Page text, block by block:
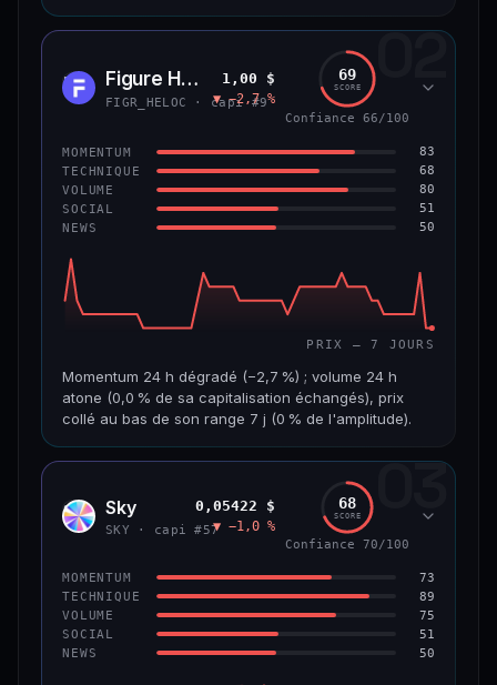
CAP. MARCHÉ VOLUME 24 H
VAR. 7 J VAR. 30 J
+2,0 %
VS ATH
−8,5 %
CONFIANCE 69/100
02
FIGR Figure Heloc
FIGR_HELOC · capi #9
1,00 $
▼ −2,7 %
69
SCORE
Confiance 66/100
MOMENTUM 83
TECHNIQUE 68
VOLUME 80
SOCIAL 51
NEWS 50
PRIX — 7 JOURS
Momentum 24 h dégradé (−2,7 %) ; volume 24 h
atone (0,0 % de sa capitalisation échangés), prix
collé au bas de son range 7 j (0 % de l'amplitude).
CAP. MARCHÉ VOLUME 24 H
VAR. 7 J VAR. 30 J
−3,2 %
VS ATH
−5,6 %
RANG CAPI.
#9
CONFIANCE 66/100
03
SKY Sky
SKY · capi #57
0,05422 $
▼ −1,0 %
68
SCORE
Confiance 70/100
MOMENTUM 73
TECHNIQUE 89
VOLUME 75
SOCIAL 51
NEWS 50